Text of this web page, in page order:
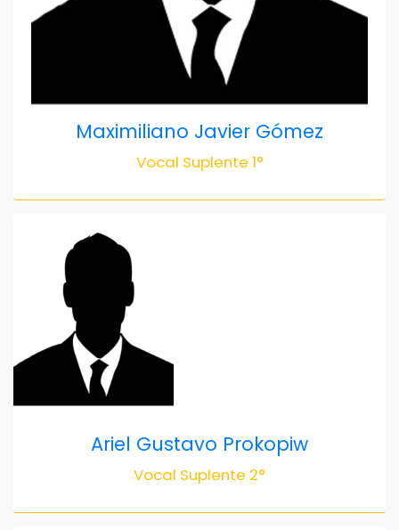
Maximiliano Javier Gómez
Vocal Suplente 1°
Ariel Gustavo Prokopiw
Vocal Suplente 2°